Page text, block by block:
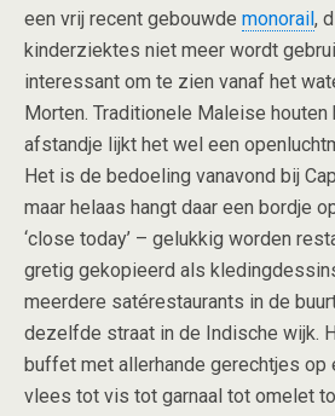
een vrij recent gebouwde monorail,
kinderziektes niet meer wordt
interessant om te zien vanaf het
Morten. Traditionele Maleise houten
afstandje lijkt het wel een
Het is de bedoeling vanavond bij
maar helaas hangt daar een bordje
‘close today’ – gelukkig worden
gretig gekopieerd als
meerdere satérestaurants in de
dezelfde straat in de Indische wijk.
buffet met allerhande gerechtjes op
vlees tot vis tot garnaal tot omelet